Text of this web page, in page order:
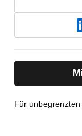
Für unbegrenzten